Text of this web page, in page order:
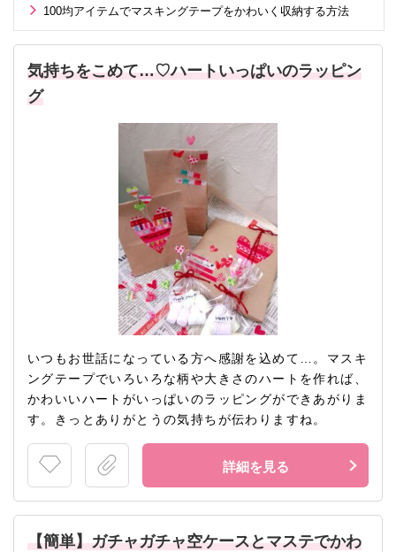
100均アイテムでマスキングテープをかわいく収納する方法
気持ちをこめて…♡ハートいっぱいのラッピン
グ
いつもお世話になっている方へ感謝を込めて…。マスキ
ングテープでいろいろな柄や大きさのハートを作れば、
かわいいハートがいっぱいのラッピングができあがりま
す。きっとありがとうの気持ちが伝わりますね。
詳細を見る
【簡単】ガチャガチャ空ケースとマステでかわ